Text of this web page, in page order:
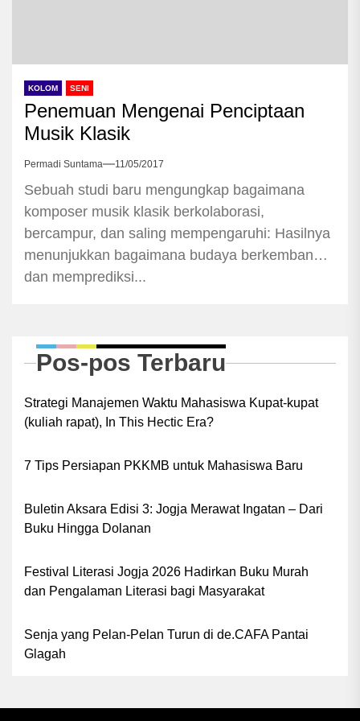
KOLOM SENI
Penemuan Mengenai Penciptaan
Musik Klasik
Permadi Suntama 11/05/2017
Sebuah studi baru mengungkap bagaimana
komposer musik klasik berkolaborasi,
bercampur, dan saling mempengaruhi: Hasilnya
menunjukkan bagaimana budaya berkembang
dan memprediksi...
Pos-pos Terbaru
Strategi Manajemen Waktu Mahasiswa Kupat-kupat
(kuliah rapat), In This Hectic Era?
7 Tips Persiapan PKKMB untuk Mahasiswa Baru
Buletin Aksara Edisi 3: Jogja Merawat Ingatan – Dari
Buku Hingga Dolanan
Festival Literasi Jogja 2026 Hadirkan Buku Murah
dan Pengalaman Literasi bagi Masyarakat
Senja yang Pelan-Pelan Turun di de.CAFA Pantai
Glagah